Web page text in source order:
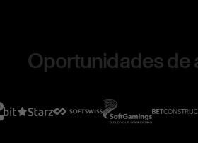
Oportunidades de